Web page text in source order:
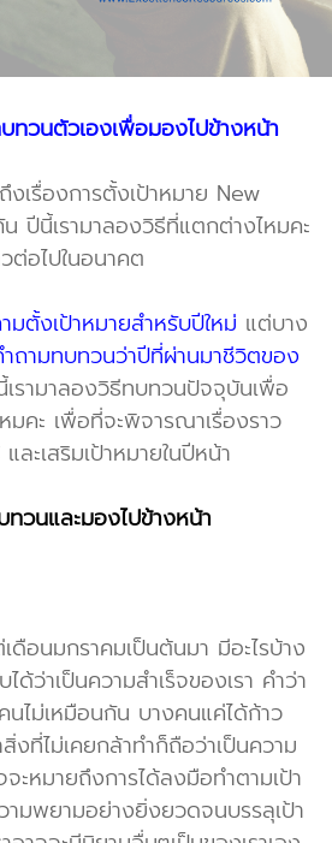
วนตัวเองเพื่อมองไปข้างหน้า
งเรื่องการตั้งเป้าหมาย New
ปีนี้เรามาลองวิธีที่แตกต่างไหมคะ
อไปในอนาคต
มตั้งเป้าหมายสำหรับปีใหม่ แต่บาง
ถามทบทวนว่าปีที่ผ่านมาชีวิตของ
เรามาลองวิธีทบทวนปัจจุบันเพื่อ
มคะ เพื่อที่จะพิจารณาเรื่องราว
ะเสริมเป้าหมายในปีหน้า
วนและมองไปข้างหน้า
อนมกราคมเป็นต้นมา มีอะไรบ้าง
ได้ว่าเป็นความสำเร็จของเรา คำว่า
นไม่เหมือนกัน บางคนแค่ได้ก้าว
งที่ไม่เคยกล้าทำก็ถือว่าเป็นความ
ะหมายถึงการได้ลงมือทำตามเป้า
มพยามอย่างยิ่งยวดจนบรรลุเป้า